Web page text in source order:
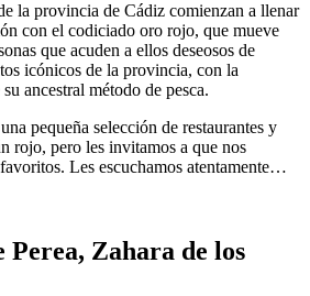
la provincia de Cádiz comienzan a llenar
con el codiciado oro rojo, que mueve
que acuden a ellos deseosos de
icónicos de la provincia, con la
ancestral método de pesca.
pequeña selección de restaurantes y
rojo, pero les invitamos a que nos
Les escuchamos atentamente…
Zahara de los